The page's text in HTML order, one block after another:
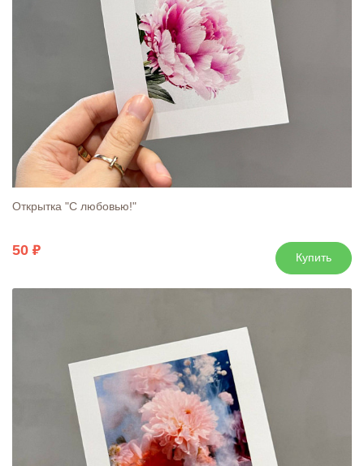
Открытка "С любовью!"
50 Купить